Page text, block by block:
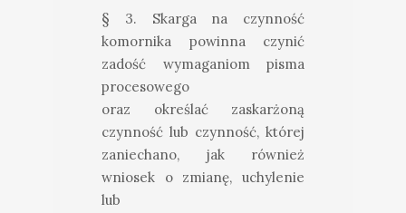
§ 3. Skarga na czynność
komornika powinna czynić
zadość wymaganiom pisma
procesowego
oraz określać zaskarżoną
czynność lub czynność, której
zaniechano, jak również
wniosek o zmianę, uchylenie
lub